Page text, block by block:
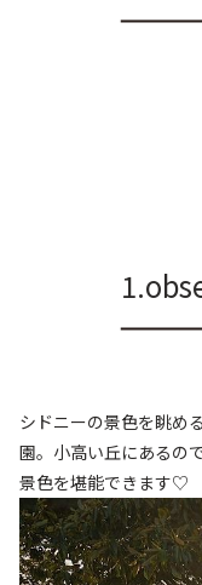
シドニーの景色を眺め
園。小高い丘にあるので
景色を堪能できます♡